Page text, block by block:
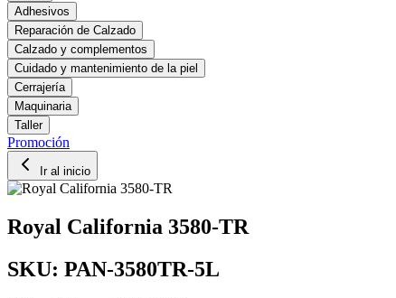
Adhesivos
Reparación de Calzado
Calzado y complementos
Cuidado y mantenimiento de la piel
Cerrajería
Maquinaria
Taller
Promoción
Ir al inicio
Royal California 3580-TR
SKU: PAN-3580TR-5L